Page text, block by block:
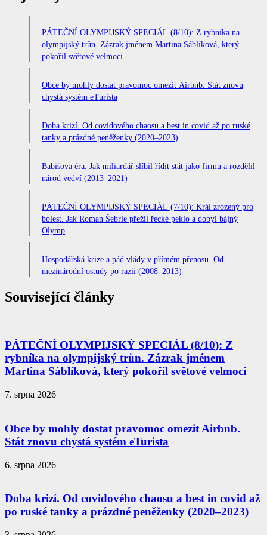
PÁTEČNÍ OLYMPIJSKÝ SPECIÁL (8/10): Z rybníka na
olympijský trůn. Zázrak jménem Martina Sáblíková, který
pokořil světové velmoci
Obce by mohly dostat pravomoc omezit Airbnb. Stát znovu
chystá systém eTurista
Doba krizí. Od covidového chaosu a best in covid až po ruské
tanky a prázdné peněženky (2020–2023)
Babišova éra. Jak miliardář slíbil řídit stát jako firmu a rozdělil
národ vedví (2013–2021)
PÁTEČNÍ OLYMPIJSKÝ SPECIÁL (7/10): Král zrozený pro
bolest. Jak Roman Šebrle přežil řecké peklo a dobyl bájný
Olymp
Hospodářská krize a pád vlády v přímém přenosu. Od
mezinárodní ostudy po razii (2008–2013)
Související články
PÁTEČNÍ OLYMPIJSKÝ SPECIÁL (8/10): Z
rybníka na olympijský trůn. Zázrak jménem
Martina Sáblíková, který pokořil světové velmoci
7. srpna 2026
Obce by mohly dostat pravomoc omezit Airbnb.
Stát znovu chystá systém eTurista
6. srpna 2026
Doba krizí. Od covidového chaosu a best in covid až
po ruské tanky a prázdné peněženky (2020–2023)